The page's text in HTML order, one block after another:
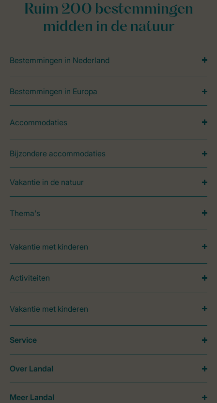
Ruim 200 bestemmingen
midden in de natuur
Bestemmingen in Nederland
Bestemmingen in Europa
Accommodaties
Bijzondere accommodaties
Vakantie in de natuur
Thema's
Vakantie met kinderen
Activiteiten
Vakantie met kinderen
Service
Over Landal
Meer Landal